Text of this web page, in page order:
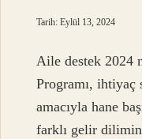
Tarih: Eylül 13, 2024
Aile destek 2024
Programı, ihtiyaç
amacıyla hane
farklı gelir